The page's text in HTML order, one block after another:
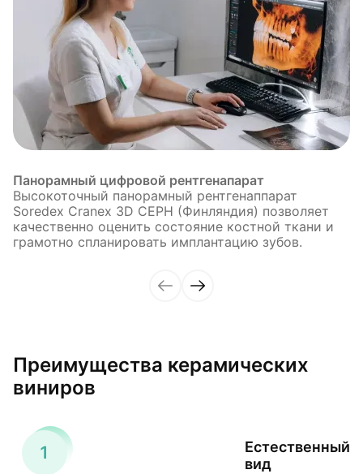
Панорамный цифровой рентгенапарат
Высокоточный панорамный рентгенаппарат
Soredex Cranex 3D CEPH (Финляндия) позволяет
качественно оценить состояние костной ткани и
грамотно спланировать имплантацию зубов.
Преимущества керамических
виниров
Естественный
вид